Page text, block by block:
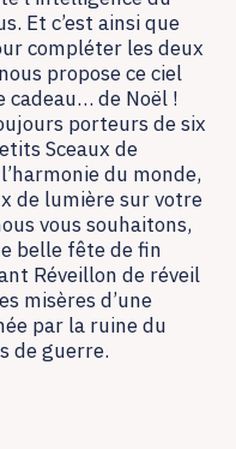
Et c’est ainsi que
compléter les deux
propose ce ciel
cadeau… de Noël !
porteurs de six
Sceaux de
du monde,
de lumière sur votre
vous souhaitons,
belle fête de fin
Réveillon de réveil
misères d’une
par la ruine du
de guerre.